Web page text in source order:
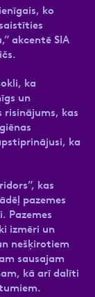
ko
akcentē SIA
ka
un
kas
ka
kas
pazemes
Pazemes
izmēri un
nešķirotiem
sausajam
kā arī dalīti